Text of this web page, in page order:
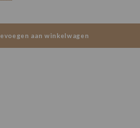
aan winkelwagen